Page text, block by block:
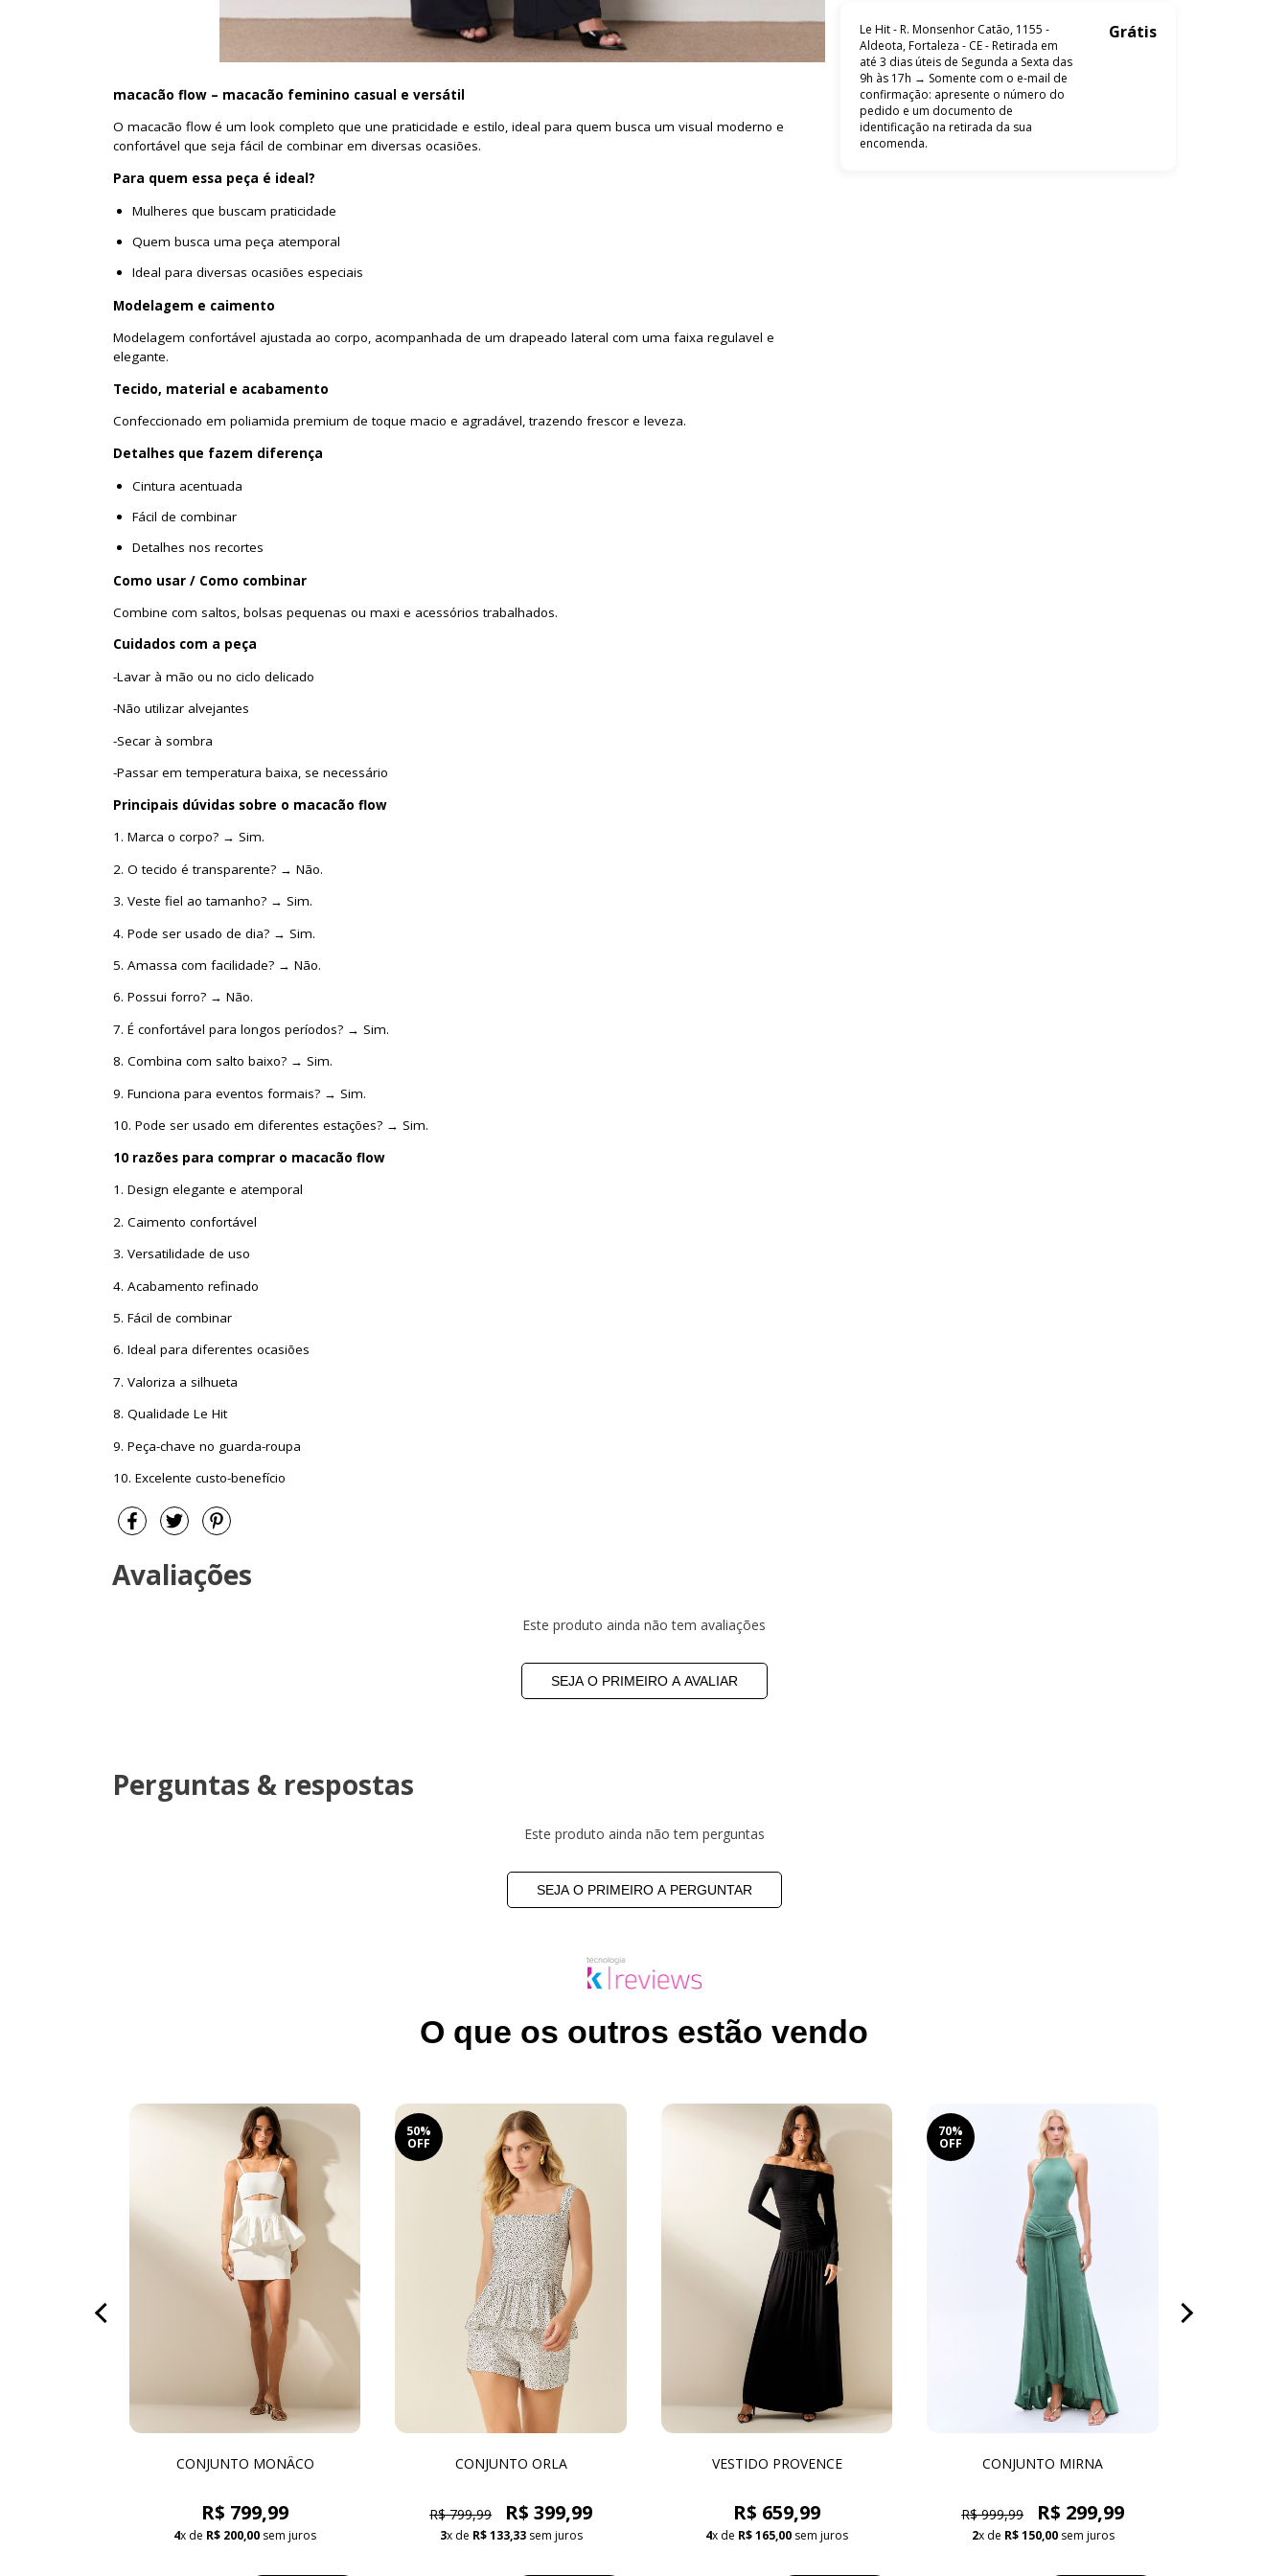
macacão flow – macacão feminino casual e versátil
O macacão flow é um look completo que une praticidade e estilo, ideal para quem busca um visual moderno e
confortável que seja fácil de combinar em diversas ocasiões.
Para quem essa peça é ideal?
Mulheres que buscam praticidade
Quem busca uma peça atemporal
Ideal para diversas ocasiões especiais
Modelagem e caimento
Modelagem confortável ajustada ao corpo, acompanhada de um drapeado lateral com uma faixa regulavel e
elegante.
Tecido, material e acabamento
Confeccionado em poliamida premium de toque macio e agradável, trazendo frescor e leveza.
Detalhes que fazem diferença
Cintura acentuada
Fácil de combinar
Detalhes nos recortes
Como usar / Como combinar
Combine com saltos, bolsas pequenas ou maxi e acessórios trabalhados.
Cuidados com a peça
-Lavar à mão ou no ciclo delicado
-Não utilizar alvejantes
-Secar à sombra
-Passar em temperatura baixa, se necessário
Principais dúvidas sobre o macacão flow
1. Marca o corpo? → Sim.
2. O tecido é transparente? → Não.
3. Veste fiel ao tamanho? → Sim.
4. Pode ser usado de dia? → Sim.
5. Amassa com facilidade? → Não.
6. Possui forro? → Não.
7. É confortável para longos períodos? → Sim.
8. Combina com salto baixo? → Sim.
9. Funciona para eventos formais? → Sim.
10. Pode ser usado em diferentes estações? → Sim.
10 razões para comprar o macacão flow
1. Design elegante e atemporal
2. Caimento confortável
3. Versatilidade de uso
4. Acabamento refinado
5. Fácil de combinar
6. Ideal para diferentes ocasiões
7. Valoriza a silhueta
8. Qualidade Le Hit
9. Peça-chave no guarda-roupa
10. Excelente custo-benefício
Le Hit - R. Monsenhor Catão, 1155 -
Aldeota, Fortaleza - CE - Retirada em
até 3 dias úteis de Segunda a Sexta das
9h às 17h → Somente com o e-mail de
confirmação: apresente o número do
pedido e um documento de
identificação na retirada da sua
encomenda.
Grátis
Avaliações
Este produto ainda não tem avaliações
SEJA O PRIMEIRO A AVALIAR
Perguntas & respostas
Este produto ainda não tem perguntas
SEJA O PRIMEIRO A PERGUNTAR
O que os outros estão vendo
CONJUNTO MONÂCO
R$ 799,99
4x de R$ 200,00 sem juros
50%
OFF
CONJUNTO ORLA
R$ 799,99 R$ 399,99
3x de R$ 133,33sem juros
VESTIDO PROVENCE
R$ 659,99
4x de R$ 165,00 sem juros
70%
OFF
CONJUNTO MIRNA
R$ 999,99 R$ 299,99
2x de R$ 150,00sem juros